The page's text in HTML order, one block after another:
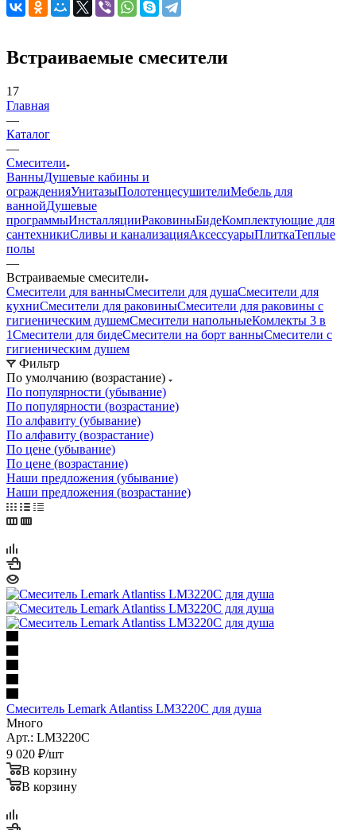
17
Главная
—
Каталог
—
Смесители
ВанныДушевые кабины и
огражденияУнитазы Полотенцесушители
ваннойДушевые
программыИнсталляцииРаковиныБидеКомплектующие для
сантехники
полы
—
Встраиваемые смесители
Смесители для ванныСмесители для душаСмесители для
кухниСмесители для раковиныСмесители для раковины с
гигиеническим душемСмесители напольныеКомлекты 3 в
1Смесители для бидеСмесители на борт ванны
гигиеническим душем
Фильтр
По умолчанию (возрастание)
По популярности (убывание)
По популярности (возрастание)
По алфавиту (убывание)
По алфавиту (возрастание)
По цене (убывание)
По цене (возрастание)
Наши предложения (убывание)
Наши предложения (возрастание)
Смеситель Lemark Atlantiss LM3220C для душа
Много
Арт.: LM3220C
9 020₽/шт
В корзину